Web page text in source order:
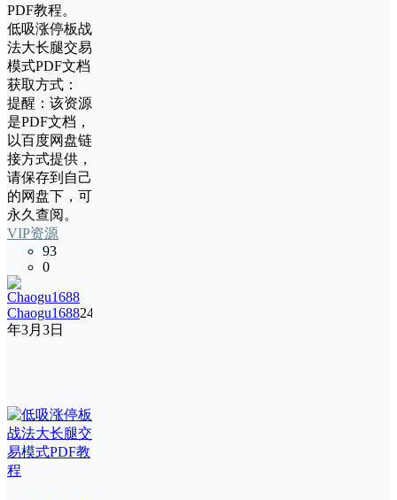
PDF教程。
低吸涨停板战
法大长腿交易
模式PDF文档
获取方式：
提醒：该资源
是PDF文档，
以百度网盘链
接方式提供，
请保存到自己
的网盘下，可
永久查阅。
VIP资源
93
0
Chaogu168824
年3月3日